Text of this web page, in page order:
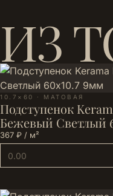
ИЗ
10.7×60 · МАТОВАЯ
Подступенок
Бежевый Светлый
367 ₽ / м²